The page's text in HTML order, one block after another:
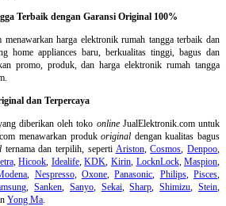
Terbaik dengan Garansi Original 100%
harga elektronik rumah tangga terbaik dan
home appliances baru, berkualitas tinggi, bagus dan
promo, produk, dan harga elektronik rumah tangga
dan Terpercaya
diberikan oleh toko onlineJualElektronik.com untuk
menawarkan produkoriginal dengan kualitas bagus
ternama dan terpilih, seperti Ariston,Cosmos,Denpoo,
,Hicook, Idealife,KDK, Kirin, LocknLock,Maspion,
, Nespresso, Oxone,Panasonic, Philips, Pisces,
,Sanken, Sanyo, Sekai,Sharp,Shimizu,Stein,
Yong Ma.